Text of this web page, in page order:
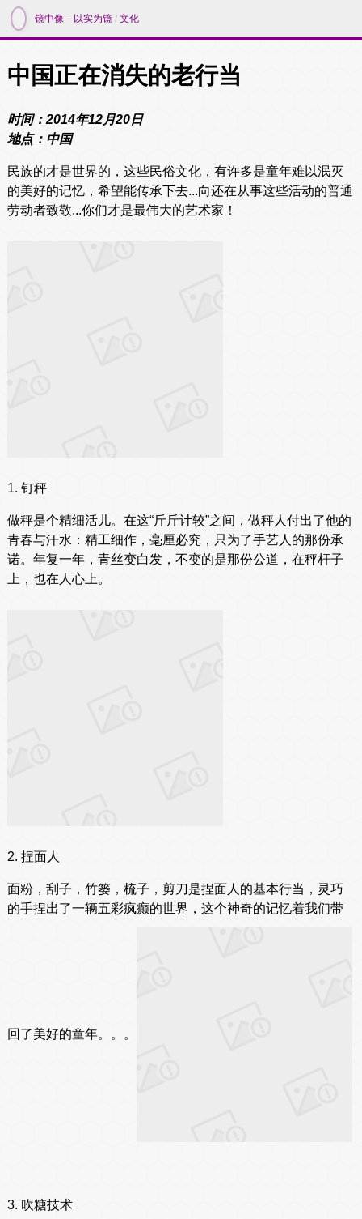
镜中像－以实为镜 /文化
中国正在消失的老行当
时间：2014年12月20日
地点：中国
民族的才是世界的，这些民俗文化，有许多是童年难以泯灭
的美好的记忆，希望能传承下去...向还在从事这些活动的普通
劳动者致敬...你们才是最伟大的艺术家！
1. 钉秤
做秤是个精细活儿。在这“斤斤计较”之间，做秤人付出了他的
青春与汗水：精工细作，毫厘必究，只为了手艺人的那份承
诺。年复一年，青丝变白发，不变的是那份公道，在秤杆子
上，也在人心上。
2. 捏面人
面粉，刮子，竹篓，梳子，剪刀是捏面人的基本行当，灵巧
的手捏出了一辆五彩疯癫的世界，这个神奇的记忆着我们带
回了美好的童年。。。
3. 吹糖技术